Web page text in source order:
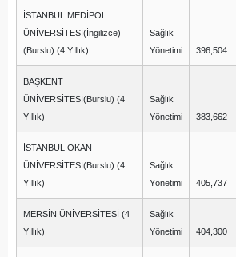
İSTANBUL MEDİPOL
ÜNİVERSİTESİ(İngilizce)
(Burslu) (4 Yıllık)
Sağlık
Yönetimi
396,504
BAŞKENT
ÜNİVERSİTESİ(Burslu) (4
Yıllık)
Sağlık
Yönetimi
383,662
İSTANBUL OKAN
ÜNİVERSİTESİ(Burslu) (4
Yıllık)
Sağlık
Yönetimi
405,737
MERSİN ÜNİVERSİTESİ (4
Yıllık)
Sağlık
Yönetimi
404,300